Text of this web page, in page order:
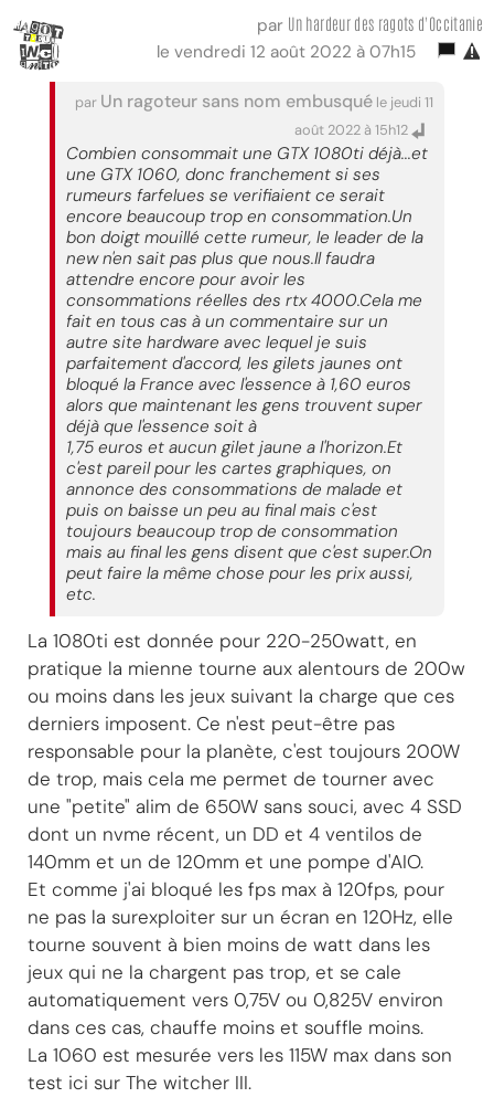
par Un hardeur des ragots d'Occitanie
le vendredi 12 août 2022 à 07h15
par Un ragoteur sans nom embusqué le jeudi 11
août 2022 à 15h12
Combien consommait une GTX 1080ti déjà...et
une GTX 1060, donc franchement si ses
rumeurs farfelues se verifiaient ce serait
encore beaucoup trop en consommation.Un
bon doigt mouillé cette rumeur, le leader de la
new n'en sait pas plus que nous.Il faudra
attendre encore pour avoir les
consommations réelles des rtx 4000.Cela me
fait en tous cas à un commentaire sur un
autre site hardware avec lequel je suis
parfaitement d'accord, les gilets jaunes ont
bloqué la France avec l'essence à 1,60 euros
alors que maintenant les gens trouvent super
déjà que l'essence soit à
1,75 euros et aucun gilet jaune a l'horizon.Et
c'est pareil pour les cartes graphiques, on
annonce des consommations de malade et
puis on baisse un peu au final mais c'est
toujours beaucoup trop de consommation
mais au final les gens disent que c'est super.On
peut faire la même chose pour les prix aussi,
etc.
La 1080ti est donnée pour 220-250watt, en
pratique la mienne tourne aux alentours de 200w
ou moins dans les jeux suivant la charge que ces
derniers imposent. Ce n'est peut-être pas
responsable pour la planète, c'est toujours 200W
de trop, mais cela me permet de tourner avec
une "petite" alim de 650W sans souci, avec 4 SSD
dont un nvme récent, un DD et 4 ventilos de
140mm et un de 120mm et une pompe d'AIO.
Et comme j'ai bloqué les fps max à 120fps, pour
ne pas la surexploiter sur un écran en 120Hz, elle
tourne souvent à bien moins de watt dans les
jeux qui ne la chargent pas trop, et se cale
automatiquement vers 0,75V ou 0,825V environ
dans ces cas, chauffe moins et souffle moins.
La 1060 est mesurée vers les 115W max dans son
test ici sur The witcher III.